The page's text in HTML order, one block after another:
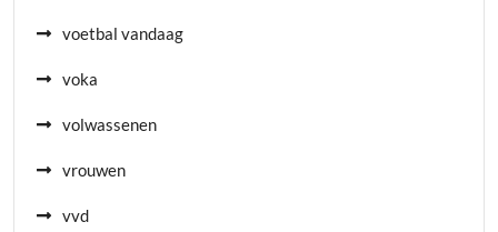
voetbal vandaag
voka
volwassenen
vrouwen
vvd